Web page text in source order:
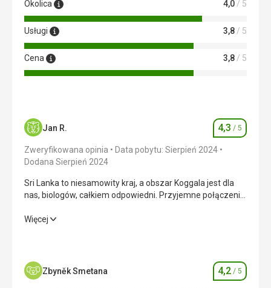
Okolica 4,0 / 5
Usługi 3,8 / 5
Cena 3,8 / 5
Jan R. Ocena
4,3 / 5
Zweryfikowana opinia
Data pobytu: Sierpień 2024
Dodana Sierpień 2024
Sri Lanka to niesamowity kraj, a obszar Koggala jest dla
nas, biologów, całkiem odpowiedni. Przyjemne połączenie
Sri Lanka to niesamowity kraj, a obszar Koggala jest dla
Wyżywienie 4,0/ 5
Więcej
Zbyněk Smetana Ocena
4,2 / 5